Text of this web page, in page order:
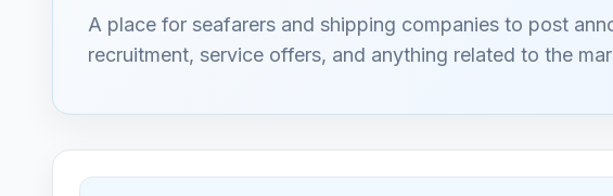
A place for seafarers and shipping companies to post
recruitment, service offers, and anything related to the